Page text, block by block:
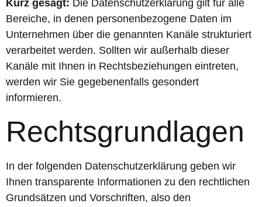
Kurz gesagt: Die Datenschutzerklärung gilt für alle
Bereiche, in denen personenbezogene Daten im
Unternehmen über die genannten Kanäle strukturiert
verarbeitet werden. Sollten wir außerhalb dieser
Kanäle mit Ihnen in Rechtsbeziehungen eintreten,
werden wir Sie gegebenenfalls gesondert
informieren.
Rechtsgrundlagen
In der folgenden Datenschutzerklärung geben wir
Ihnen transparente Informationen zu den rechtlichen
Grundsätzen und Vorschriften, also den